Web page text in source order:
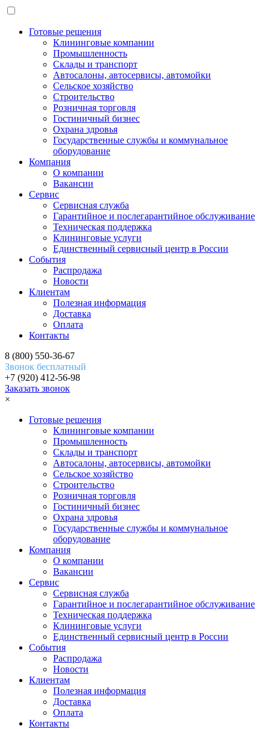
Готовые решения
Клининговые компании
Промышленность
Склады и транспорт
Автосалоны, автосервисы, автомойки
Сельское хозяйство
Строительство
Розничная торговля
Гостиничный бизнес
Охрана здровья
Государственные службы и коммунальное
оборудование
Компания
О компании
Вакансии
Сервис
Сервисная служба
Гарантийное и послегарантийное обслуживание
Техническая поддержка
Клининговые услуги
Единственный сервисный центр в России
События
Распродажа
Новости
Клиентам
Полезная информация
Доставка
Оплата
Контакты
8 (800) 550-36-67
Звонок бесплатный
+7 (920) 412-56-98
Заказать звонок
×
Готовые решения
Клининговые компании
Промышленность
Склады и транспорт
Автосалоны, автосервисы, автомойки
Сельское хозяйство
Строительство
Розничная торговля
Гостиничный бизнес
Охрана здровья
Государственные службы и коммунальное
оборудование
Компания
О компании
Вакансии
Сервис
Сервисная служба
Гарантийное и послегарантийное обслуживание
Техническая поддержка
Клининговые услуги
Единственный сервисный центр в России
События
Распродажа
Новости
Клиентам
Полезная информация
Доставка
Оплата
Контакты